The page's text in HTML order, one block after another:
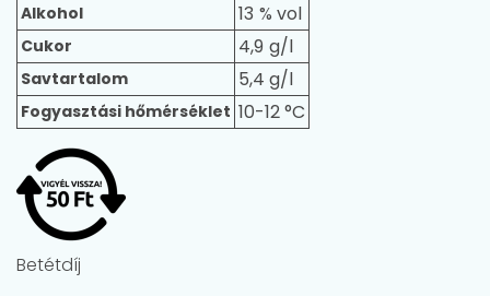
Alkohol 13
Cukor 4,9
Savtartalom 5,4 g/l
Fogyasztási hőmérséklet 10-12 °C
Betétdíj